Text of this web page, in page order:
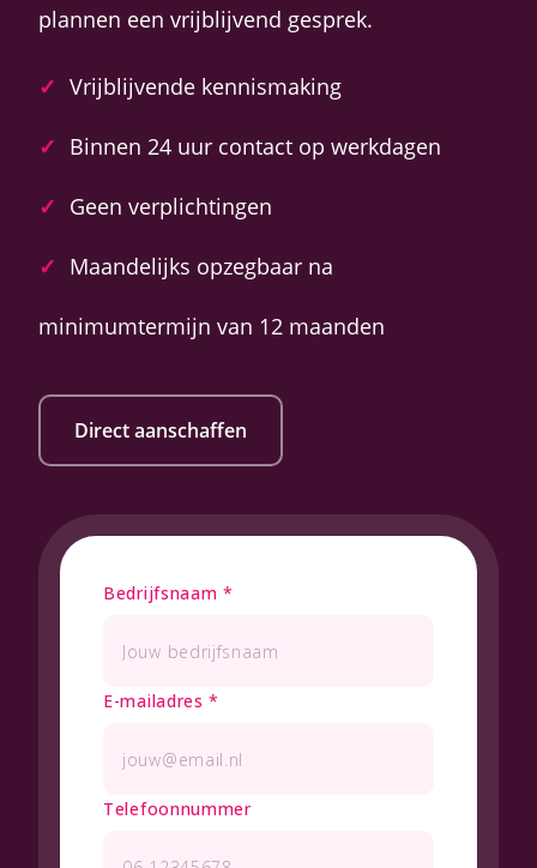
plannen een vrijblijvend gesprek.
✓ Vrijblijvende kennismaking
✓ Binnen 24 uur contact op werkdagen
✓ Geen verplichtingen
✓ Maandelijks opzegbaar na
minimumtermijn van 12 maanden
Direct aanschaffen
Bedrijfsnaam*
E-mailadres*
Telefoonnummer